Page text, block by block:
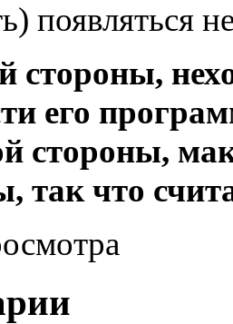
появляться
стороны,
его
стороны,
так что